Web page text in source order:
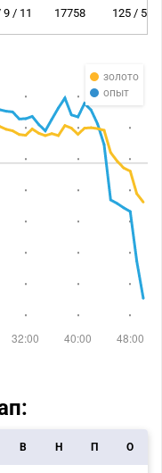
9 / 11 17758 125 / 5
золото
опыт
В Н П О